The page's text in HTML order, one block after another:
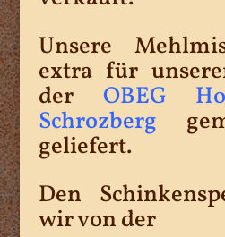
Unsere
extra für
der OBEG
Schrozberg
geliefert.
Den
wir von der